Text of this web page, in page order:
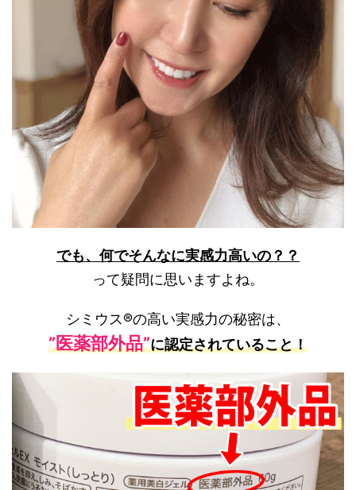
でも、何でそんなに実感力高いの？？
って疑問に思いますよね。
シミウス®の高い実感力の秘密は、
”医薬部外品”に認定されていること！